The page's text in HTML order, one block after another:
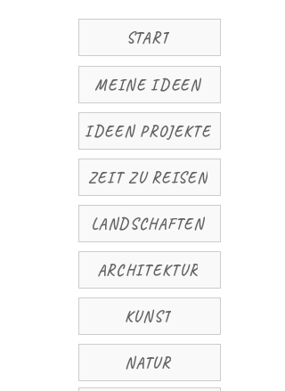
START
IDEEN PROJEKTE
MEINE IDEEN
ZEIT ZU REISEN
LANDSCHAFTEN
ARCHITEKTUR
KUNST
NATUR